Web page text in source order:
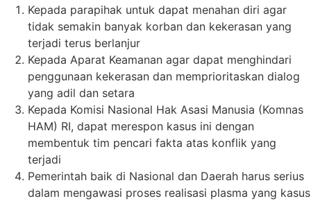
Kepada parapihak untuk dapat menahan diri agar
tidak semakin banyak korban dan kekerasan yang
terjadi terus berlanjur
Kepada Aparat Keamanan agar dapat menghindari
penggunaan kekerasan dan memprioritaskan dialog
yang adil dan setara
Kepada Komisi Nasional Hak Asasi Manusia (Komnas
HAM) RI, dapat merespon kasus ini dengan
membentuk tim pencari fakta atas konflik yang
terjadi
Pemerintah baik di Nasional dan Daerah harus serius
dalam mengawasi proses realisasi plasma yang kasus